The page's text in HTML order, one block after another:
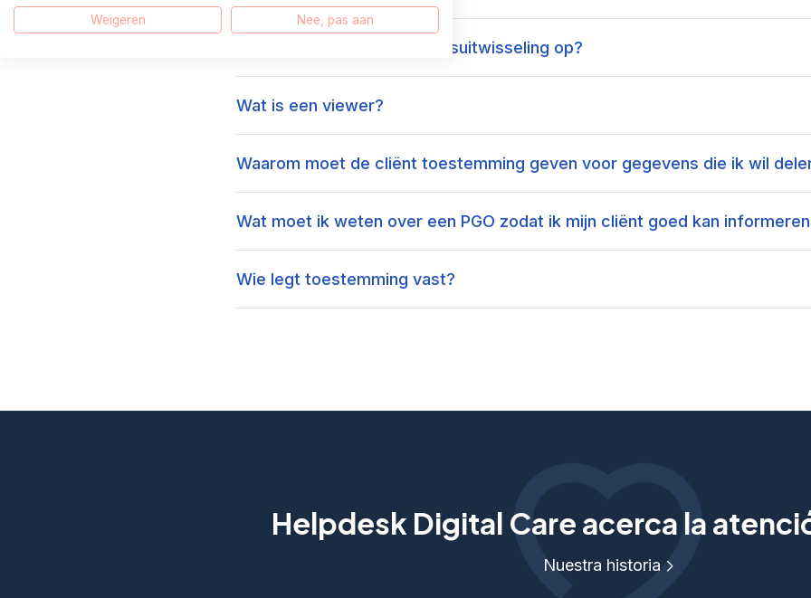
Wat levert digitale gegevensuitwisseling op?
Wat is een viewer?
Waarom moet de cliënt toestemming geven voor gegevens die ik wil
Wat moet ik weten over een PGO zodat ik mijn cliënt goed kan
Wie legt toestemming vast?
Helpdesk Digital Care acerca la
Nuestra historia
Weigeren Nee, pas aan